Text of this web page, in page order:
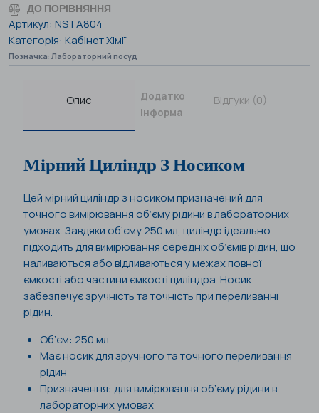
ДО ПОРІВНЯННЯ
Артикул: NSTA804
Категорія: Кабінет Хімії
Позначка: Лабораторний посуд
Опис
Додаткова
інформація
Відгуки (0)
Мірний Циліндр З Носиком
Цей мірний циліндр з носиком призначений для
точного вимірювання об’єму рідини в лабораторних
умовах. Завдяки об’єму 250 мл, циліндр ідеально
підходить для вимірювання середніх об’ємів рідин, що
наливаються або відливаються у межах повної
ємкості або частини ємкості циліндра. Носик
забезпечує зручність та точність при переливанні
рідин.
Об’єм: 250 мл
Має носик для зручного та точного переливання
рідин
Призначення: для вимірювання об’єму рідини в
лабораторних умовах